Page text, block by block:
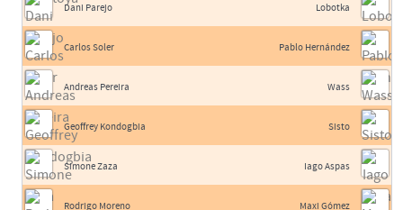
Dani Parejo
Carlos Soler
Andreas Pereira
Geoffrey Kondogbia
Simone Zaza
Rodrigo Moreno
Lobotka
Pablo Hernández
Wass
Sisto
Iago Aspas
Maxi Gómez